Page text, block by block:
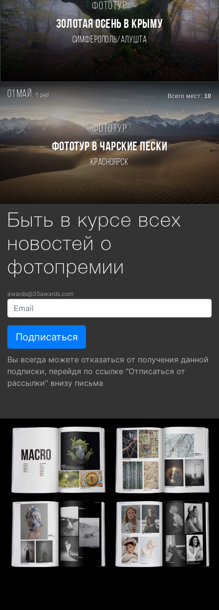
Фототур
ЗОЛОТАЯ ОСЕНЬ В КРЫМУ
Симферополь/Алушта
01 май. 11 дней Всего мест: 10
Фототур
ФОТОТУР В ЧАРСКИЕ ПЕСКИ
Красноярск
Быть в курсе всех
новостей о
фотопремии
awards@35awards.com
Вы всегда можете отказаться от получения данной
подписки, перейдя по ссылке "Отписаться от
рассылки" внизу письма